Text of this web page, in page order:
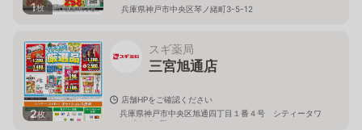
1枚 兵庫県神戸市中央区琴ノ緒町3-5-12
2枚
スギ薬局
三宮旭通店
店舗HPをご確認ください
兵庫県神戸市中央区旭通四丁目１番４号 シティータワ
ープラザ２階